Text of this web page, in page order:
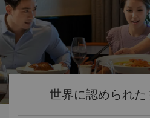
世界に認められ